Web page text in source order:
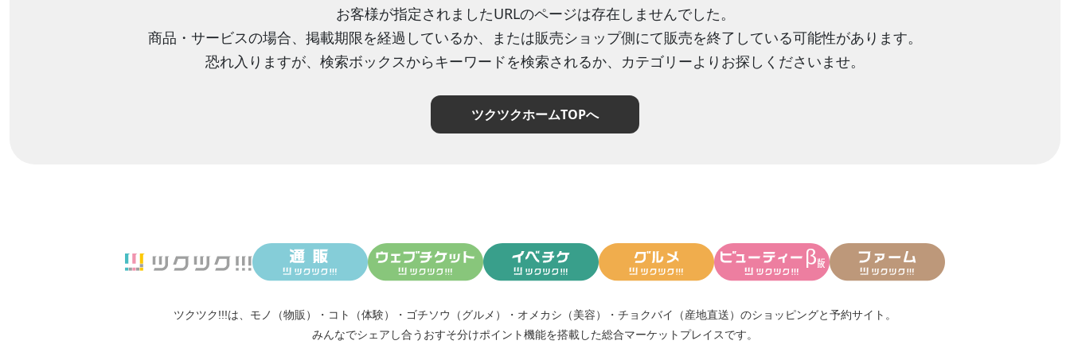
お客様が指定されましたURLのページは存在しませんでした。
商品・サービスの場合、掲載期限を経過しているか、または販売ショップ側にて販売を終了している可能性があります。
恐れ入りますが、検索ボックスからキーワードを検索されるか、カテゴリーよりお探しくださいませ。
ツクツクホームTOPへ
ツクツク!!!は、 モノ（物販） ・ コト（体験） ・ ゴチソウ（グルメ） ・ オメカシ（美容） ・ チョクバイ（産地直送） のショッピングと予約サイト。
みんなでシェアし合う おすそ分けポイント機能を搭載した総合マーケットプレイスです。